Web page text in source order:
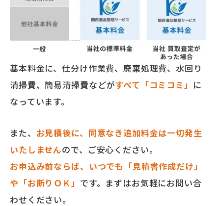
基本料金に、仕分け作業費、廃棄処理費、水回り
清掃費、簡易清掃費などがすべて「コミコミ」 に
なっています。
また、 お見積後に、同意なき追加料金は一切発生
いたしませんので、ご安心ください。
お申込み前ならば、いつでも「見積書作成だけ」
や「お断りＯＫ」 です。まずはお気軽にお問い合
わせください。